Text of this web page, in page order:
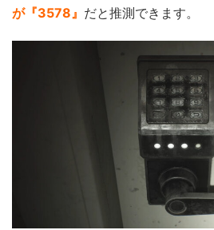
が『3578』 だと推測できます。